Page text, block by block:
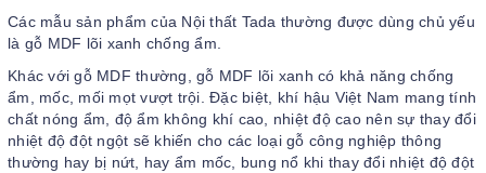
Các mẫu sản phẩm của Nội thất Tada thường được dùng chủ yếu
là gỗ MDF lõi xanh chống ẩm.
Khác với gỗ MDF thường, gỗ MDF lõi xanh có khả năng chống
ẩm, mốc, mối mọt vượt trội. Đặc biệt, khí hậu Việt Nam mang tính
chất nóng ẩm, độ ẩm không khí cao, nhiệt độ cao nên sự thay đổi
nhiệt độ đột ngột sẽ khiến cho các loại gỗ công nghiệp thông
thường hay bị nứt, hay ẩm mốc, bung nổ khi thay đổi nhiệt độ đột